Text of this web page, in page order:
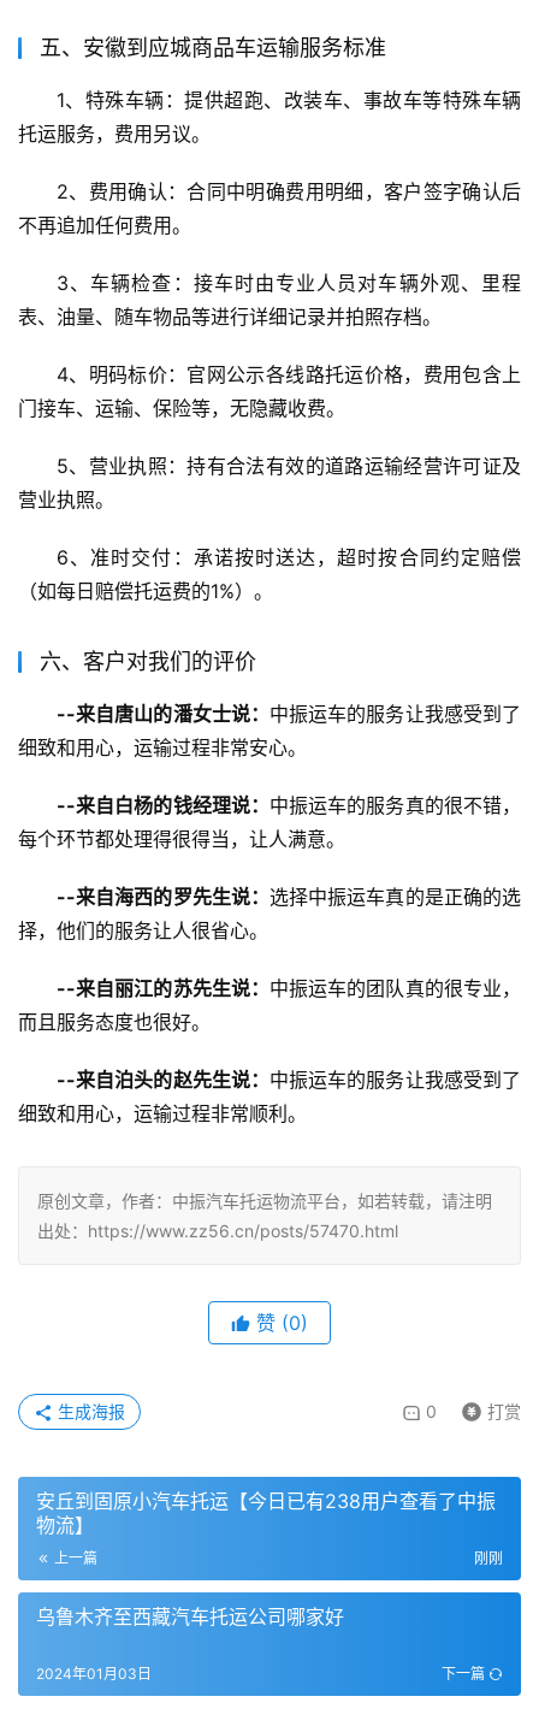
五、安徽到应城商品车运输服务标准
1、特殊车辆：提供超跑、改装车、事故车等特殊车辆
托运服务，费用另议。
2、费用确认：合同中明确费用明细，客户签字确认后
不再追加任何费用。
3、车辆检查：接车时由专业人员对车辆外观、里程
表、油量、随车物品等进行详细记录并拍照存档。
4、明码标价：官网公示各线路托运价格，费用包含上
门接车、运输、保险等，无隐藏收费。
5、营业执照：持有合法有效的道路运输经营许可证及
营业执照。
6、准时交付：承诺按时送达，超时按合同约定赔偿
（如每日赔偿托运费的1%）。
六、客户对我们的评价
--来自唐山的潘女士说： 中振运车的服务让我感受到了
细致和用心，运输过程非常安心。
--来自白杨的钱经理说： 中振运车的服务真的很不错，
每个环节都处理得很得当，让人满意。
--来自海西的罗先生说： 选择中振运车真的是正确的选
择，他们的服务让人很省心。
--来自丽江的苏先生说： 中振运车的团队真的很专业，
而且服务态度也很好。
--来自泊头的赵先生说： 中振运车的服务让我感受到了
细致和用心，运输过程非常顺利。
原创文章，作者：中振汽车托运物流平台，如若转载，请注明
出处：https://www.zz56.cn/posts/57470.html
赞 (0)
0 打赏
生成海报
安丘到固原小汽车托运【今日已有238用户查看了中振
物流】
上一篇 刚刚
乌鲁木齐至西藏汽车托运公司哪家好
下一篇
2024年01月03日